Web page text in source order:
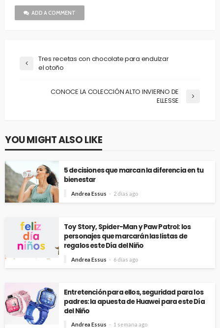
ADD A COMMENT
Tres recetas con chocolate para endulzar
el otoño
CONOCE LA COLECCIÓN ALTO INVIERNO DE
ELLESSE
YOU MIGHT ALSO LIKE
5 decisiones que marcan la diferencia en tu
bienestar
Andrea Essus 2 días ago
Toy Story, Spider-Man y Paw Patrol: los
personajes que marcarán las listas de
regalos este Día del Niño
Andrea Essus 6 días ago
Entretención para ellos, seguridad para los
padres: la apuesta de Huawei para este Día
del Niño
Andrea Essus 1 semana ago